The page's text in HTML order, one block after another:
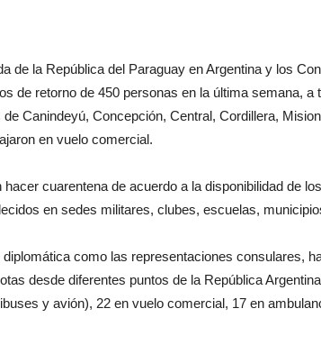
de la República del Paraguay en Argentina y los
de retorno de 450 personas en la última semana,
de Canindeyú, Concepción, Central, Cordillera,
en vuelo comercial.
hacer cuarentena de acuerdo a la disponibilidad de
en sedes militares, clubes, escuelas,
diplomática como las representaciones consulares,
desde diferentes puntos de la República
y avión), 22 en vuelo comercial, 17 en